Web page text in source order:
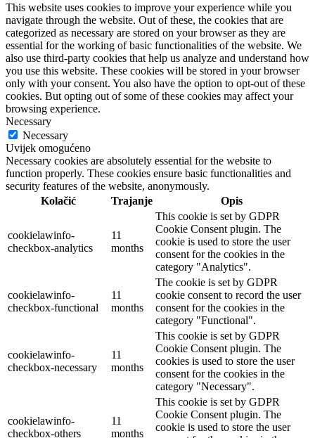
This website uses cookies to improve your experience while you
navigate through the website. Out of these, the cookies that are
categorized as necessary are stored on your browser as they are
essential for the working of basic functionalities of the website. We
also use third-party cookies that help us analyze and understand how
you use this website. These cookies will be stored in your browser
only with your consent. You also have the option to opt-out of these
cookies. But opting out of some of these cookies may affect your
browsing experience.
Necessary
Necessary
Uvijek omogućeno
Necessary cookies are absolutely essential for the website to
function properly. These cookies ensure basic functionalities and
security features of the website, anonymously.
Kolačić
Trajanje Opis
cookielawinfo-
checkbox-analytics
11
months
This cookie is set by GDPR
Cookie Consent plugin. The
cookie is used to store the user
consent for the cookies in the
category "Analytics".
cookielawinfo-
checkbox-functional
11
months
The cookie is set by GDPR
cookie consent to record the user
consent for the cookies in the
category "Functional".
cookielawinfo-
checkbox-necessary
11
months
This cookie is set by GDPR
Cookie Consent plugin. The
cookies is used to store the user
consent for the cookies in the
category "Necessary".
cookielawinfo-
checkbox-others
11
months
This cookie is set by GDPR
Cookie Consent plugin. The
cookie is used to store the user